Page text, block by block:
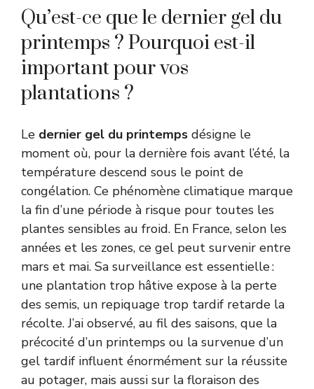
Qu’est-ce que le dernier gel du
printemps ? Pourquoi est-il
important pour vos
plantations ?
Le dernier gel du printemps désigne le
moment où, pour la dernière fois avant l’été, la
température descend sous le point de
congélation. Ce phénomène climatique marque
la fin d’une période à risque pour toutes les
plantes sensibles au froid. En France, selon les
années et les zones, ce gel peut survenir entre
mars et mai. Sa surveillance est essentielle :
une plantation trop hâtive expose à la perte
des semis, un repiquage trop tardif retarde la
récolte. J’ai observé, au fil des saisons, que la
précocité d’un printemps ou la survenue d’un
gel tardif influent énormément sur la réussite
au potager, mais aussi sur la floraison des